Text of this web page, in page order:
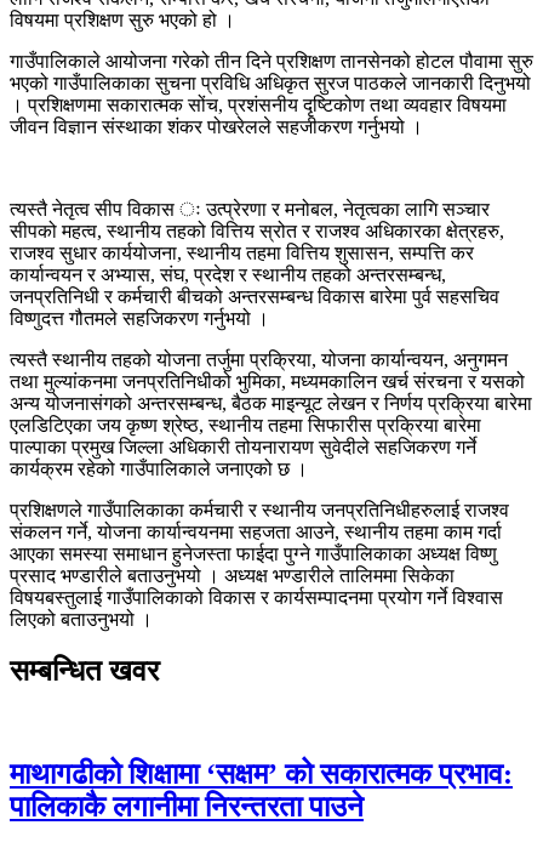
विषयमा प्रशिक्षण सुरु भएको हो ।
गाउँपालिकाले आयोजना गरेको तीन दिने प्रशिक्षण तानसेनको होटल पौवामा सुरु
भएको गाउँपालिकाका सुचना प्रविधि अधिकृत सुरज पाठकले जानकारी दिनुभयो
। प्रशिक्षणमा सकारात्मक सोंच, प्रशंसनीय दृष्टिकोण तथा व्यवहार विषयमा
जीवन विज्ञान संस्थाका शंकर पोखरेलले सहजीकरण गर्नुभयो ।
त्यस्तै नेतृत्व सीप विकास ः उत्प्रेरणा र मनोबल, नेतृत्वका लागि सञ्चार
सीपको महत्व, स्थानीय तहको वित्तिय स्रोत र राजश्व अधिकारका क्षेत्रहरु,
राजश्व सुधार कार्ययोजना, स्थानीय तहमा वित्तिय शुसासन, सम्पत्ति कर
कार्यान्वयन र अभ्यास, संघ, प्रदेश र स्थानीय तहको अन्तरसम्बन्ध,
जनप्रतिनिधी र कर्मचारी बीचको अन्तरसम्बन्ध विकास बारेमा पुर्व सहसचिव
विष्णुदत्त गौतमले सहजिकरण गर्नुभयो ।
त्यस्तै स्थानीय तहको योजना तर्जुमा प्रक्रिया, योजना कार्यान्वयन, अनुगमन
तथा मुल्यांकनमा जनप्रतिनिधीको भुमिका, मध्यमकालिन खर्च संरचना र यसको
अन्य योजनासंगको अन्तरसम्बन्ध, बैठक माइन्यूट लेखन र निर्णय प्रक्रिया बारेमा
एलडिटिएका जय कृष्ण श्रेष्ठ, स्थानीय तहमा सिफारीस प्रक्रिया बारेमा
पाल्पाका प्रमुख जिल्ला अधिकारी तोयनारायण सुवेदीले सहजिकरण गर्ने
कार्यक्रम रहेको गाउँपालिकाले जनाएको छ ।
प्रशिक्षणले गाउँपालिकाका कर्मचारी र स्थानीय जनप्रतिनिधीहरुलाई राजश्व
संकलन गर्ने, योजना कार्यान्वयनमा सहजता आउने, स्थानीय तहमा काम गर्दा
आएका समस्या समाधान हुनेजस्ता फाईदा पुग्ने गाउँपालिकाका अध्यक्ष विष्णु
प्रसाद भण्डारीले बताउनुभयो । अध्यक्ष भण्डारीले तालिममा सिकेका
विषयबस्तुलाई गाउँपालिकाको विकास र कार्यसम्पादनमा प्रयोग गर्ने विश्वास
लिएको बताउनुभयो ।
सम्बन्धित खवर
माथागढीको शिक्षामा ‘सक्षम’ को सकारात्मक प्रभाव:
पालिकाकै लगानीमा निरन्तरता पाउने